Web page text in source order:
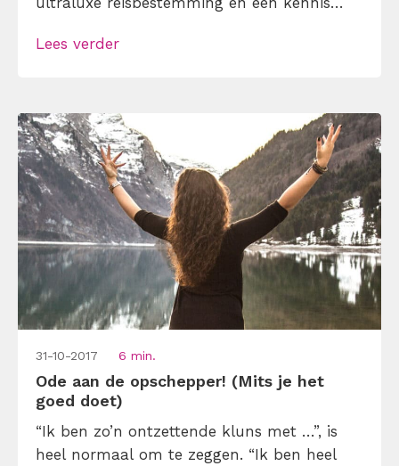
flitst in enkele seconden voorbij. Voor je het
Lees verder
31-10-2017 6 min.
Ode aan de opschepper! (Mits je het
goed doet)
“Ik ben zo’n ontzettende kluns met …”, is
heel normaal om te zeggen. “Ik ben heel